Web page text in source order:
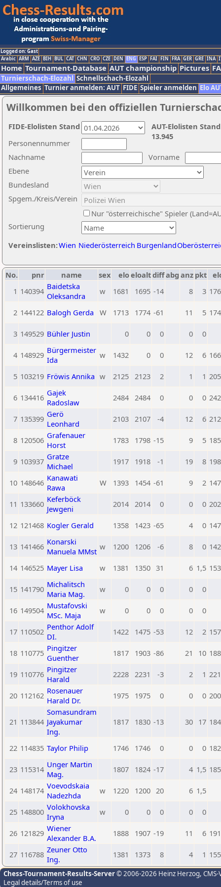
Logged on: Gast
Arabic ARM AZE BIH BUL CAT CHN CRO CZE DEN ENG ESP FAI FIN FRA GER GRE INA
Home Tournament-Database AUT championship Pictures
Turnierschach-Elozahl Schnellschach-Elozahl
Allgemeines Turnier anmelden: AUT FIDE Spieler anmelden Elo
Willkommen bei den offiziellen
Nachname
Vorname
Ebene
Sortierung
Personennummer
Bundesland
Spgem./Kreis/Verein
Nur "österreichische" Spieler
Vereinslisten:Wien Niederösterreich Burgenland
AUT-Elolisten
13.945
FIDE-Elolisten Stand
No. pnr name sex eloeloaltdiffabg anz pkt
1 140394 Baidetska
Oleksandra
w 1681 1695 -14 8 3
2 144122 Balogh Gerda W 1713 1774 -61 11 5
3 149529 Bühler Justin 0 0 0 0 0
4 148929 Bürgermeister
Ida
w 1432 0 0 12 6
5 103219 Fröwis Annika w 2125 2123 2 1 1
6 134416 Gajek
Radoslaw
2484 2484 0 0 0
7 135399 Gerö
Leonhard
2103 2107 -4 12 6
8 120506 Grafenauer
Horst
1783 1798 -15 9 5
9 103937 Gratze
Michael
1917 1918 -1 19 8
10 148646 Kanawati
Rawa
W 1393 1454 -61 9 2
11 133660 Keferböck
Jewgeni
2014 2014 0 0 0
12 121468 Kogler Gerald 1358 1423 -65 4 0
13 141466 Konarski
Manuela MMst w 1200 1206 -6 8 0
14 146525 Mayer Lisa w 1381 1350 31 6 1,5
15 141790 Michalitsch
Maria Mag.
w 0 0 0 0 0
16 149504 Mustafovski
MSc. Maja
w 0 0 0 0 0
17 110502 Penthor Adolf
DI.
1422 1475 -53 12 2
18 110775 Pingitzer
Guenther
1817 1903 -86 21 10
19 110776 Pingitzer
Harald
2228 2231 -3 2 1
20 112162 Rosenauer
Harald Dr.
1975 1975 0 0 0
21 113844
Somasundram
Jayakumar
Ing.
1817 1830 -13 30 17
22 114835 Taylor Philip 1746 1746 0 0 0
23 115314 Unger Martin
Mag.
1807 1824 -17 4 1,5
24 148174 Voevodskaia
Nadezhda
w 1220 1200 20 6 1,5
25 148800 Volokhovska
Iryna
w 0 0 0 0 0
26 121829 Wiener
Alexander B.A.
1888 1907 -19 11 6
27 116788 Zeuner Otto
Ing.
1381 1373 8 4 1
Chess-Tournament-Results-Server© 2006-2026 Heinz Herzog,
Legal details/Terms of use